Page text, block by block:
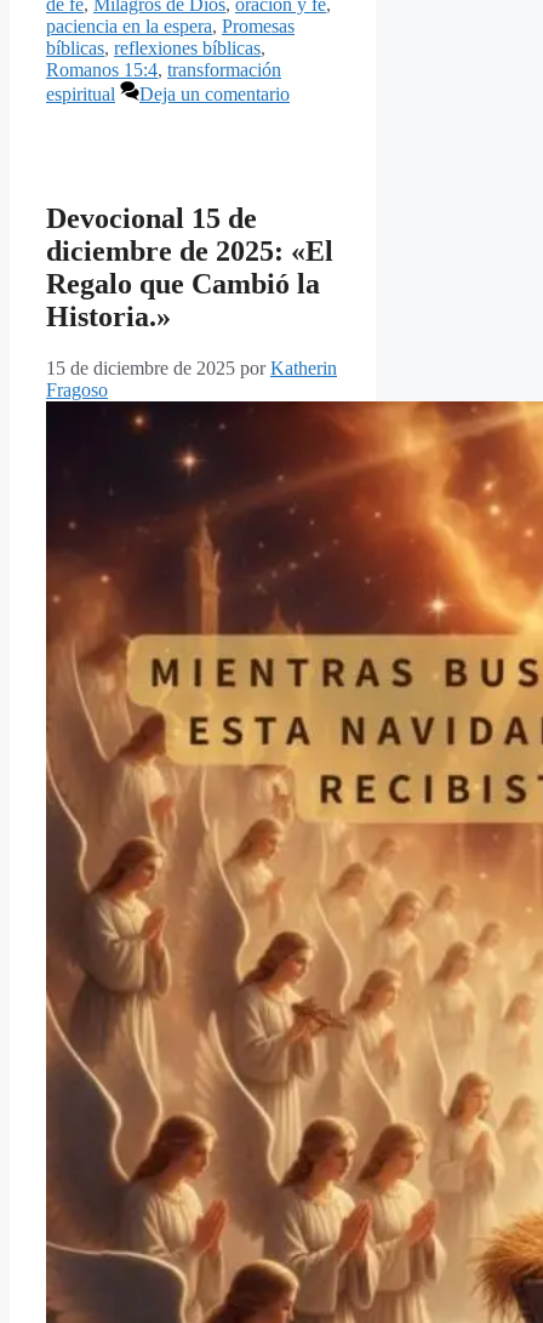
de fe, Milagros de Dios, oración y fe,
paciencia en la espera, Promesas
bíblicas, reflexiones bíblicas,
Romanos 15:4, transformación
espiritual
Deja un comentario
Devocional 15 de
diciembre de 2025: «El
Regalo que Cambió la
Historia.»
15 de diciembre de 2025 porKatherin
Fragoso